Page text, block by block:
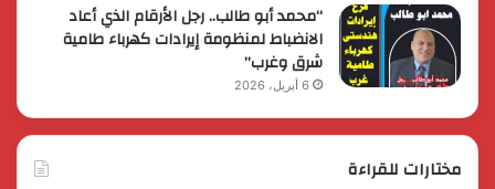
“محمد أبو طالب.. رجل الأرقام الذي أعاد
الانضباط لمنظومة إيرادات كهرباء طامية
شرق وغرب”
6 أبريل، 2026
مختارات للقراءة